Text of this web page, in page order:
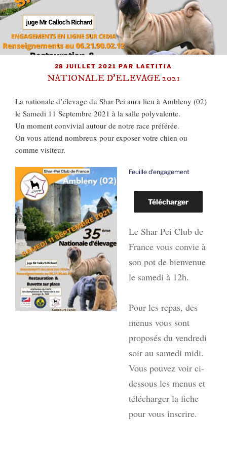
PUBLIÉ
LE
28 JUILLET 2021 PAR LAETITIA
NATIONALE D’ELEVAGE 2021
La nationale d’élevage du Shar Pei aura lieu à Ambleny (02)
le Samedi 11 Septembre 2021 à la salle polyvalente.
Un moment convivial autour de notre race préférée.
On vous attend nombreux pour exposer votre chien ou
comme visiteur.
Feuille d’engagement
Télécharger
Le Shar Pei Club de
France vous convie à
son pot de bienvenue
le samedi à 12h.
Pour les repas, des
menus vous sont
proposés du vendredi
soir au samedi midi.
Vous pouvez voir ci-
dessous les menus et
télécharger la fiche
pour vous inscrire.